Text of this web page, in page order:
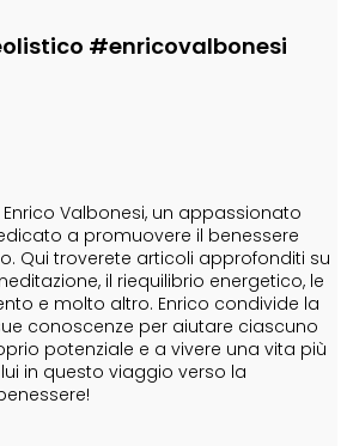
#enricovalbonesi
Valbonesi, un appassionato
a promuovere il benessere
Qui troverete articoli approfonditi su
il riequilibrio energetico, le
e molto altro. Enrico condivide la
conoscenze per aiutare ciascuno
potenziale e a vivere una vita più
in questo viaggio verso la